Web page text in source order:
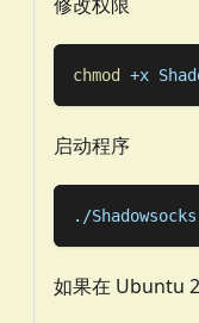
chmod +x
启动程序
./
如果在 Ubuntu